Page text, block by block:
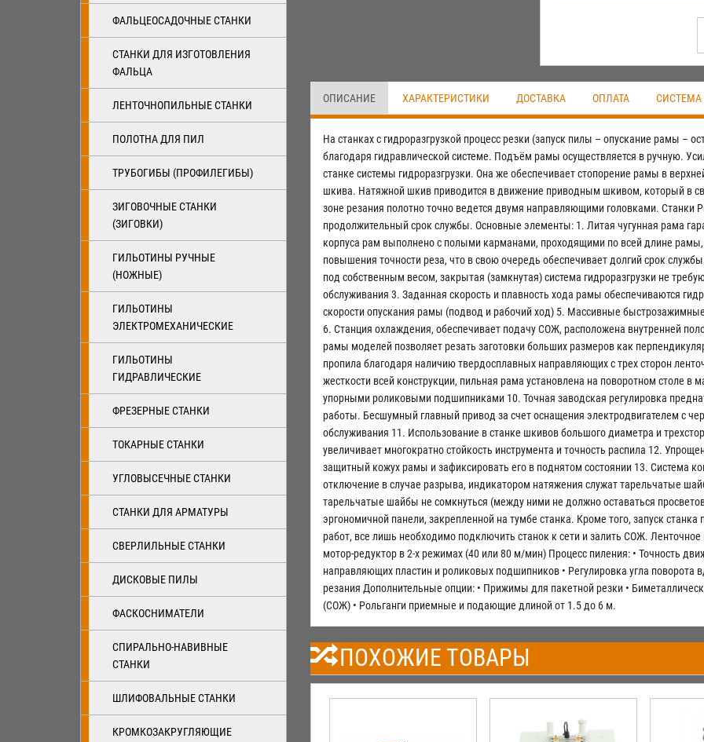
ФАЛЬЦЕОСАДОЧНЫЕ СТАНКИ
СТАНКИ ДЛЯ ИЗГОТОВЛЕНИЯ
ФАЛЬЦА
ЛЕНТОЧНОПИЛЬНЫЕ СТАНКИ
ПОЛОТНА ДЛЯ ПИЛ
ТРУБОГИБЫ (ПРОФИЛЕГИБЫ)
ЗИГОВОЧНЫЕ СТАНКИ
(ЗИГОВКИ)
ГИЛЬОТИНЫ РУЧНЫЕ
(НОЖНЫЕ)
ГИЛЬОТИНЫ
ЭЛЕКТРОМЕХАНИЧЕСКИЕ
ГИЛЬОТИНЫ
ГИДРАВЛИЧЕСКИЕ
ФРЕЗЕРНЫЕ СТАНКИ
ТОКАРНЫЕ СТАНКИ
УГЛОВЫСЕЧНЫЕ СТАНКИ
СТАНКИ ДЛЯ АРМАТУРЫ
СВЕРЛИЛЬНЫЕ СТАНКИ
ДИСКОВЫЕ ПИЛЫ
ФАСКОСНИМАТЕЛИ
СПИРАЛЬНО-НАВИВНЫЕ
СТАНКИ
ШЛИФОВАЛЬНЫЕ СТАНКИ
КРОМКОЗАКРУГЛЯЮЩИЕ
ОПИСАНИЕ ХАРАКТЕРИСТИКИ ДОСТАВКА ОПЛАТА СИСТЕМА
На станках с гидроразгрузкой процесс резки (запуск пилы – опускание рамы –
благодаря гидравлической системе. Подъём рамы осуществляется в ручную.
станке системы гидроразгрузки. Она же обеспечивает стопорение рамы в
шкива. Натяжной шкив приводится в движение приводным шкивом, который в
зоне резания полотно точно ведется двумя направляющими головками. Станки
продолжительный срок службы. Основные элементы: 1. Литая чугунная рама
корпуса рам выполнено с полыми карманами, проходящими по всей длине
повышения точности реза, что в свою очередь обеспечивает долгий срок
под собственным весом, закрытая (замкнутая) система гидроразгрузки не
обслуживания 3. Заданная скорость и плавность хода рамы обеспечиваются
скорости опускания рамы (подвод и рабочий ход) 5. Массивные
6. Станция охлаждения, обеспечивает подачу СОЖ, расположена внутренней
рамы моделей позволяет резать заготовки больших размеров как
пропила благодаря наличию твердосплавных направляющих с трех сторон
жесткости всей конструкции, пильная рама установлена на поворотном столе
упорными роликовыми подшипниками 10. Точная заводская регулировка
работы. Бесшумный главный привод за счет оснащения электродвигателем с
обслуживания 11. Использование в станке шкивов большого диаметра и
увеличивает многократно стойкость инструмента и точность распила 12.
защитный кожух рамы и зафиксировать его в поднятом состоянии 13. Система
отключение в случае разрыва, индикатором натяжения служат тарельчатые
тарельчатые шайбы не сомкнуться (между ними не должно оставаться
эргономичной панели, закрепленной на тумбе станка. Кроме того, запуск
работ, все лишь необходимо подключить станок к сети и залить СОЖ.
мотор-редуктор в 2-х режимах (40 или 80 м/мин) Процесс пиления: • Точность
направляющих пластин и роликовых подшипников • Регулировка угла
резания Дополнительные опции: • Прижимы для пакетной резки •
(СОЖ) • Рольганги приемные и подающие длиной от 1.5 до 6 м.
ПОХОЖИЕ ТОВАРЫ